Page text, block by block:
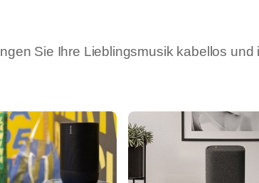
Sie Ihre Lieblingsmusik kabellos und